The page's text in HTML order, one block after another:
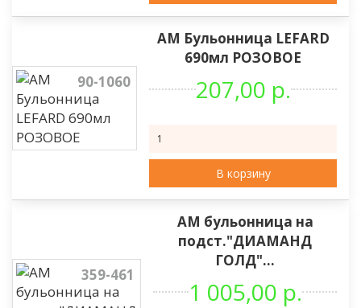
90-1060
АМ Бульонница LEFARD
690мл РОЗОВОЕ
207,00 р.
В корзину
359-461
АМ бульонница на
подст."ДИАМАНД
ГОЛД"...
1 005,00 р.